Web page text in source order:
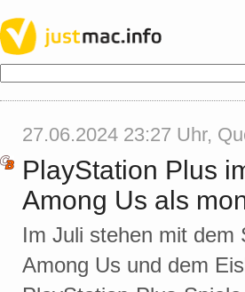
27.06.2024 23:27 Uhr,
PlayStation Plus
Among Us als
Im Juli stehen mit dem
Among Us und dem